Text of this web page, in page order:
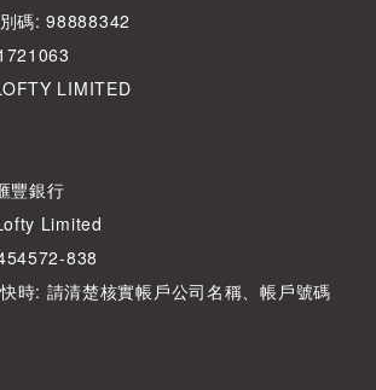
碼: 98888342
LIMITED
豐銀行
Limited
838
時: 請清楚核實帳戶公司名稱、帳戶號碼